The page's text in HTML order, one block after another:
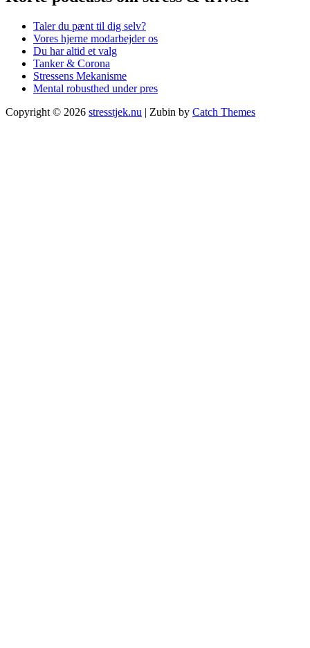
Taler du pænt til dig selv?
Vores hjerne modarbejder os
Du har altid et valg
Tanker & Corona
Stressens Mekanisme
Mental robusthed under pres
Copyright © 2026 stresstjek.nu | Zubin by Catch Themes